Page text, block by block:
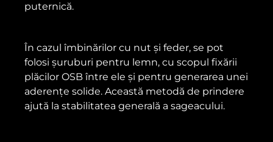
puternică.
În cazul îmbinărilor cu nut și feder, se pot
folosi șuruburi pentru lemn, cu scopul fixării
plăcilor OSB între ele și pentru generarea unei
aderențe solide. Această metodă de prindere
ajută la stabilitatea generală a sageacului.